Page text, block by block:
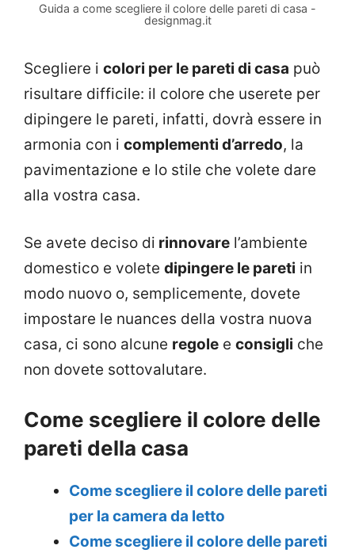
Guida a come scegliere il colore delle pareti di casa -
designmag.it
Scegliere i colori per le pareti di casa può
risultare difficile: il colore che userete per
dipingere le pareti, infatti, dovrà essere in
armonia con i complementi d’arredo, la
pavimentazione e lo stile che volete dare
alla vostra casa.
Se avete deciso di rinnovare l’ambiente
domestico e volete dipingere le pareti in
modo nuovo o, semplicemente, dovete
impostare le nuances della vostra nuova
casa, ci sono alcune regole e consigli che
non dovete sottovalutare.
Come scegliere il colore delle
pareti della casa
Come scegliere il colore delle pareti
per la camera da letto
Come scegliere il colore delle pareti